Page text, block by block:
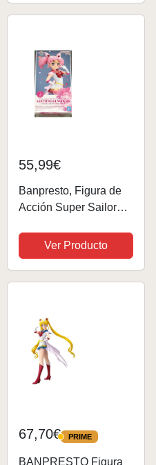
Moon Figura Personas
Figuras Coleccion
55,99€
Banpresto, Figura de
Acción Super Sailor
Guardian Sailor Moon
Eternal The Movie,
Glitter&Glamours
Ver Producto
67,70€ PRIME
PRIME
BANPRESTO Figura